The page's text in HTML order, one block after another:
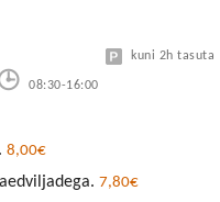
08:30-16:00
kuni 2h tasuta
8,00€
7,80€